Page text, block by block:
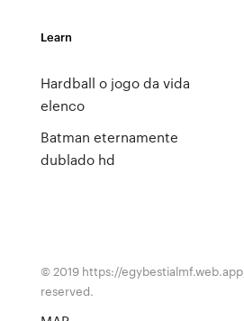
Learn
Hardball o jogo da vida
elenco
Batman eternamente
dublado hd
© 2019 https://
reserved.